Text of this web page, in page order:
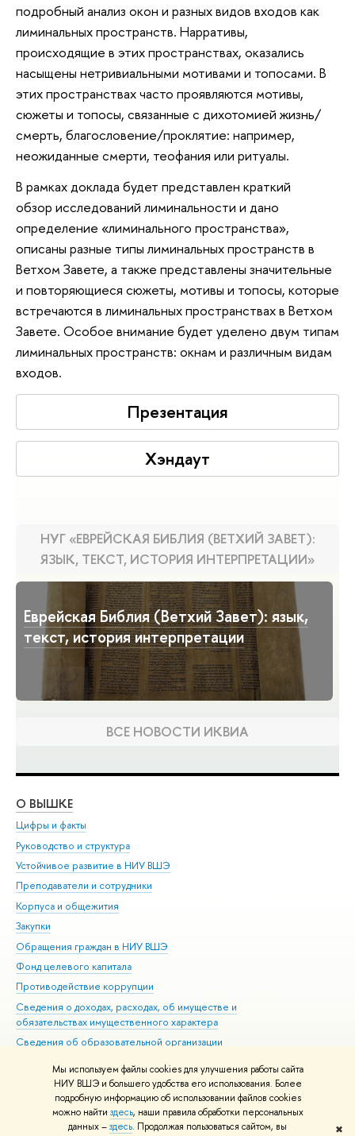
Мы используем файлы cookies для улучшения работы сайта
НИУ ВШЭ и большего удобства его использования. Более
подробную информацию об использовании файлов cookies
можно найти здесь, наши правила обработки персональных
данных –здесь. Продолжая пользоваться сайтом, вы
✖
подробный анализ окон и разных видов входов как
лиминальных пространств. Нарративы,
происходящие в этих пространствах, оказались
насыщены нетривиальными мотивами и топосами. В
этих пространствах часто проявляются мотивы,
сюжеты и топосы, связанные с дихотомией жизнь/
смерть, благословение/проклятие: например,
неожиданные смерти, теофания или ритуалы.
В рамках доклада будет представлен краткий
обзор исследований лиминальности и дано
определение «лиминального пространства»,
описаны разные типы лиминальных пространств в
Ветхом Завете, а также представлены значительные
и повторяющиеся сюжеты, мотивы и топосы, которые
встречаются в лиминальных пространствах в Ветхом
Завете. Особое внимание будет уделено двум типам
лиминальных пространств: окнам и различным видам
входов.
Презентация
Хэндаут
НУГ «ЕВРЕЙСКАЯ БИБЛИЯ (ВЕТХИЙ ЗАВЕТ):
ЯЗЫК, ТЕКСТ, ИСТОРИЯ ИНТЕРПРЕТАЦИИ»
Еврейская Библия (Ветхий Завет): язык,
текст, история интерпретации
ВСЕ НОВОСТИ ИКВИА
О ВЫШКЕ
Цифры и факты
Руководство и структура
Устойчивое развитие в НИУ ВШЭ
Преподаватели и сотрудники
Корпуса и общежития
Закупки
Обращения граждан в НИУ ВШЭ
Фонд целевого капитала
Противодействие коррупции
Сведения о доходах, расходах, об имуществе и
обязательствах имущественного характера
Сведения об образовательной организации
Людям с ограниченными возможностями здоровья
Единая платежная страница
Работа в Вышке